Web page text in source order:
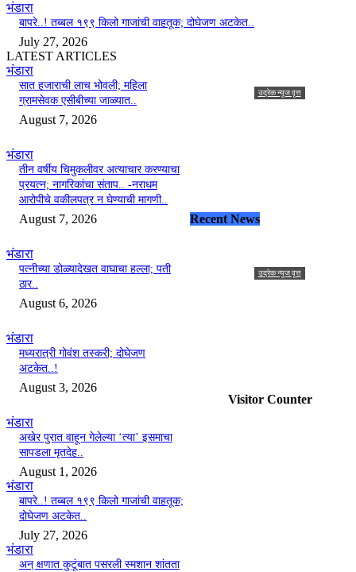
भंडारा
बापरे..! तब्बल १९९ किलो गाजांची वाहतूक; दोघेजण अटकेत..
July 27, 2026
LATEST ARTICLES
भंडारा
सात हजाराची लाच भोवली; महिला
ग्रामसेवक एसीबीच्या जाळ्यात..
August 7, 2026
भंडारा
तीन वर्षीय चिमुकलीवर अत्याचार करण्याचा
प्रयत्न; नागरिकांचा संताप.. -नराधम
आरोपीचे वकीलपत्र न घेण्याची मागणी..
August 7, 2026
भंडारा
पत्नीच्या डोळ्यादेखत वाघाचा हल्ला; पती
ठार..
August 6, 2026
भंडारा
मध्यरात्री गोवंश तस्करी; दोघेजण
अटकेत..!
August 3, 2026
भंडारा
अखेर पुरात वाहून गेलेल्या ‘त्या’ इसमाचा
सापडला मृतदेह..
August 1, 2026
भंडारा
बापरे..! तब्बल १९९ किलो गाजांची वाहतूक;
दोघेजण अटकेत..
July 27, 2026
भंडारा
अन् क्षणात कुटूंबात पसरली स्मशान शांतता
उद्रेक न्युज वृत्त
Recent News
उद्रेक न्युज वृत्त
Visitor Counter